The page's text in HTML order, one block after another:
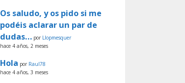
Os saludo, y os pido si me
podéis aclarar un par de
dudas… por Llopmesquer
hace 4 años, 2 meses
Hola por Raul78
hace 4 años, 3 meses